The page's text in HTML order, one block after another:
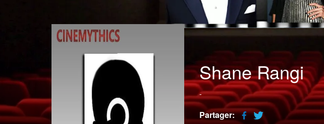
Shane Rangi
-
Partager: